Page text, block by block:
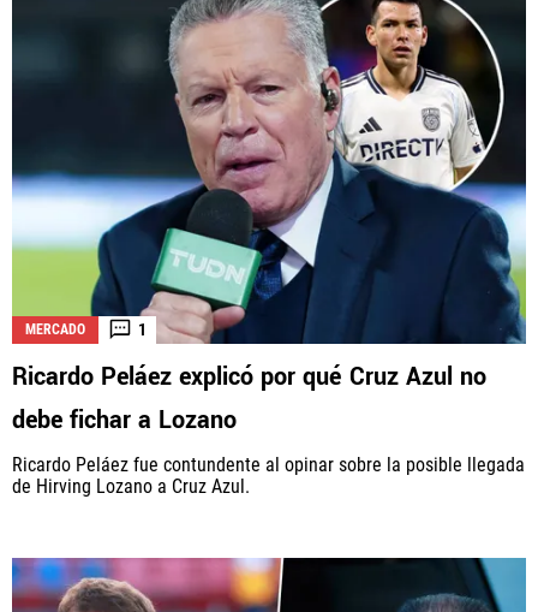
MERCADO 1
Ricardo Peláez explicó por qué Cruz Azul no
debe fichar a Lozano
Ricardo Peláez fue contundente al opinar sobre la posible llegada
de Hirving Lozano a Cruz Azul.